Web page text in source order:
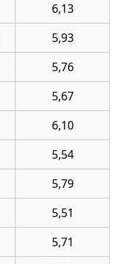
6,13
5,93
5,76
5,67
6,10
5,54
5,79
5,51
5,71